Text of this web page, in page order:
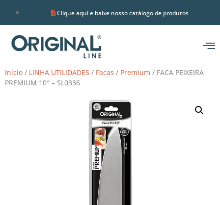
Clique aqui e baixe nosso catálogo de produtos
Início / LINHA UTILIDADES / Facas / Premium / FACA PEIXEIRA
PREMIUM 10″ – SL0336